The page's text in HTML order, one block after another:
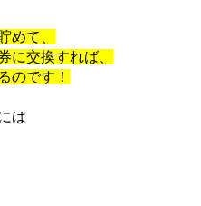
めて、
に交換すれば、
のです！
は